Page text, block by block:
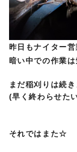
昨日もナイター営
暗い中での作業は
まだ稲刈りは続
(早く終わらせた
それではまた☆